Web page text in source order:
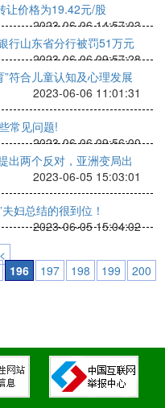
让价格为19.42元/股
2023-06-06 14:57:03
行山东省分行被罚51万元
2023-06-06 09:57:28
”符合儿童认知及心理发展
2023-06-06 11:01:31
常见问题!
2023-06-06 09:56:00
出两个反对，亚洲变局出
2023-06-05 15:03:01
妇总结的很到位！
2023-06-05 15:04:02
196 197 198 199
200